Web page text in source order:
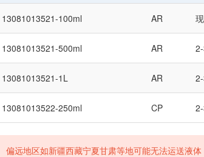
13081013521-100ml AR
13081013521-500ml AR
13081013521-1L AR
13081013522-250ml CP
偏远地区如新疆西藏宁夏甘肃等地可能无法运送液体